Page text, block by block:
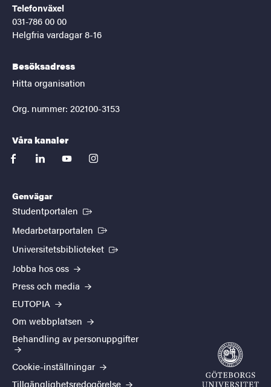
Telefonväxel
031-786 00 00
Helgfria vardagar 8-16
Besöksadress
Hitta organisation
Org. nummer: 202100-3153
Våra kanaler
facebooklinkedinyoutubeinstagram
Genvägar
Studentportalen (Extern länk)
Medarbetarportalen (Extern länk)
Universitetsbiblioteket (Extern länk)
Jobba hos oss
Press och media
EUTOPIA
Om webbplatsen
Behandling av personuppgifter
Cookie-inställningar
Tillgänglighetsredogörelse